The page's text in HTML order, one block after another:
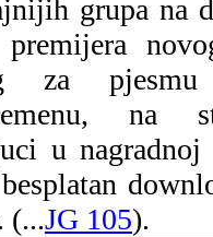
grupa na
premijera
za
na
u
(...JG 105).